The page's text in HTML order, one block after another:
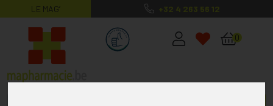
LE MAG’ +32 4 263 56 12
MaPharmacie.be ma santé, mes
0